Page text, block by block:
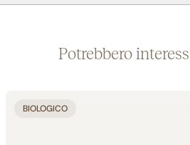
Potrebbero
BIOLOGICO